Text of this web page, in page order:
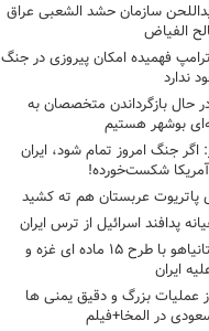
سازمان حشد الشعبی عراق
الفیاض
فهمیده امکان پیروزی در جنگ
ندارد
حال بازگرداندن متخصصان به
بوشهر هستیم
اگر جنگ امروز تمام شود، ایران
شکست‌خورده!
عربستان هم ته‌ کشید
پدافند اسرائیل از ترس ایران
مخالفت نتانیاهو با طرح ۱۵ ماده ای غزه و
ایران
عملیات بزرگ و دقیق یمنی ها
در المخا+فیلم